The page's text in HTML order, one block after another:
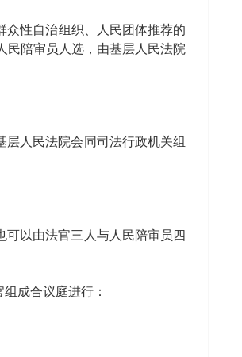
众性自治组织、人民团体推荐的
民陪审员人选，由基层人民法院
人民法院会同司法行政机关组
可以由法官三人与人民陪审员四
成合议庭进行：